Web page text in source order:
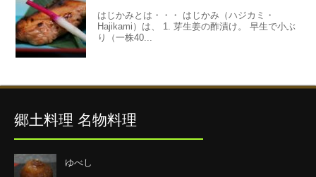
はじかみとは・・・ はじかみ（ハジカミ・
Hajikami）は、 1. 芽生姜の酢漬け。 早生で小ぶ
り（一株40...
郷土料理 名物料理
ゆべし